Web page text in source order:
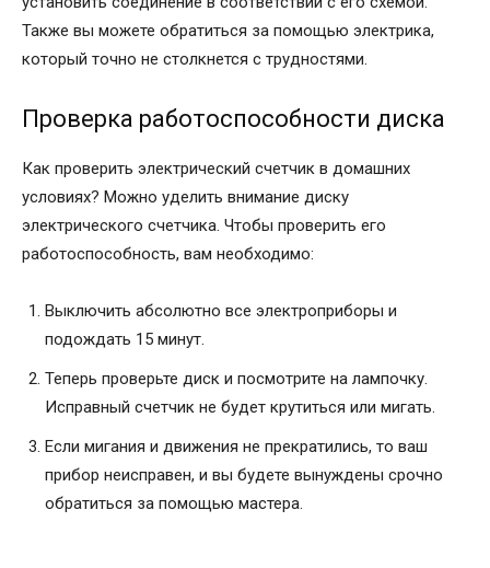
Также вы можете обратиться за помощью электрика,
который точно не столкнется с трудностями.
Проверка работоспособности диска
Как проверить электрический счетчик в домашних
условиях? Можно уделить внимание диску
электрического счетчика. Чтобы проверить его
работоспособность, вам необходимо:
Выключить абсолютно все электроприборы и
подождать 15 минут.
Теперь проверьте диск и посмотрите на лампочку.
Исправный счетчик не будет крутиться или мигать.
Если мигания и движения не прекратились, то ваш
прибор неисправен, и вы будете вынуждены срочно
обратиться за помощью мастера.